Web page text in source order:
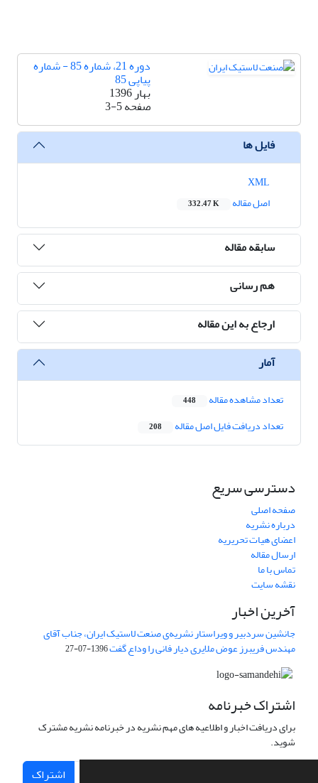
دوره 21، شماره 85 - شماره
پیاپی 85
بهار 1396
صفحه3-5
فایل ها
اصل مقاله
332.47 K
سابقه مقاله
هم رسانی
ارجاع به این مقاله
آمار
تعداد مشاهده مقاله 448
تعداد دریافت فایل اصل مقاله 208
دسترسی سریع
صفحه اصلی
درباره نشریه
اعضای هیات تحریریه
ارسال مقاله
تماس با ما
نقشه سایت
آخرین اخبار
جانشین سردبیر و ویراستار نشریه‌ی صنعت لاستیک ایران، جناب آقای
مهندس فریبرز عوض ملایری دیار فانی را وداع گفت1396-07-27
اشتراک خبرنامه
برای دریافت اخبار و اطلاعیه های مهم نشریه در خبرنامه نشریه مشترک
شوید.
اشتراک